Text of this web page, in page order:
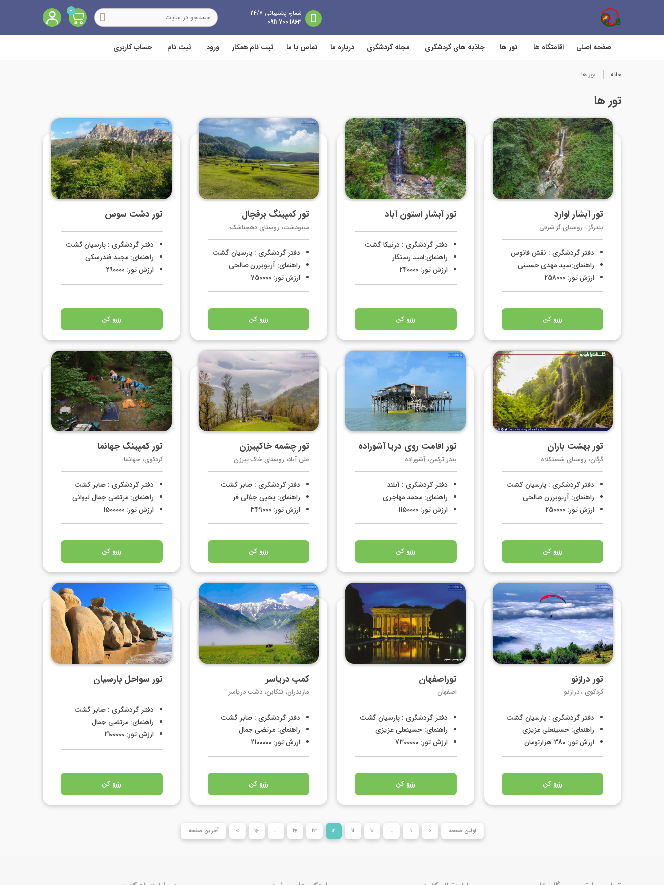
شماره پشتیبانی 24/7
1863 700 0911
0
صفحه اصلی اقامتگاه ها تور ها جاذبه های گردشگری مجله گردشگری درباره ما تماس با ما ثبت نام همکار ورود ثبت نام حساب کاربری
خانه تور ها
تور ها
تور آبشار لوارد
بندرگز - روستای گز شرقی
دفتر گردشگری : نقش فانوس
راهنمای:سید مهدی حسینی
ارزش تور: 258000
رزرو کن
تور آبشار استون آباد
دفتر گردشگری : درنیکا گشت
راهنمای:امید رستگار
ارزش تور: 240000
رزرو کن
تور کمپینگ برفچال
مینودشت، روستای دهچناشک
دفتر گردشگری : پارسیان گشت
راهنمای: آریوبرزن صالحی
ارزش تور: 750000
رزرو کن
تور دشت سوس
دفتر گردشگری : پارسیان گشت
راهنمای: مجید فندرسکی
ارزش تور: 290000
رزرو کن
تور بهشت باران
گرگان، روستای شصتکلاه
دفتر گردشگری : پارسیان گشت
راهنمای: آریوبرزن صالحی
ارزش تور: 250000
رزرو کن
تور اقامت روی دریا آشوراده
بندر ترکمن، آشوراده
دفتر گردشگری : آتلند
راهنمای: محمد مهاجری
ارزش تور: 1150000
رزرو کن
تور چشمه خاکپیرزن
علی آباد، روستای خاک پیرزن
دفتر گردشگری : صابر گشت
راهنمای: یحیی جلالی فر
ارزش تور: 349000
رزرو کن
تور کمپینگ جهانما
کردکوی، جهانما
دفتر گردشگری : صابر گشت
راهنمای: مرتضی جمال لیوانی
ارزش تور: 1500000
رزرو کن
تور درازنو
کردکوی ، درازنو
دفتر گردشگری : پارسیان گشت
راهنمای: حسینعلی عزیزی
ارزش تور: 380 هزارتومان
رزرو کن
توراصفهان
اصفهان
دفتر گردشگری : پارسیان گشت
راهنمای: حسینعلی عزیزی
ارزش تور: 7300000
رزرو کن
کمپ دریاسر
مازندران، تنکابن، دشت دریاسر
دفتر گردشگری : صابر گشت
راهنمای: مرتضی جمال
ارزش تور: 2100000
رزرو کن
تور سواحل پارسیان
دفتر گردشگری : صابر گشت
راهنمای: مرتضی جمال
ارزش تور: 2100000
رزرو کن
اولین صفحه <
1
…
10
11
12
13
14
…
16
> آخرین صفحه